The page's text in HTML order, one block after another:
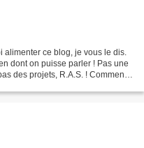
alimenter ce blog, je vous le dis.
dont on puisse parler ! Pas une
des projets, R.A.S. ! Comment